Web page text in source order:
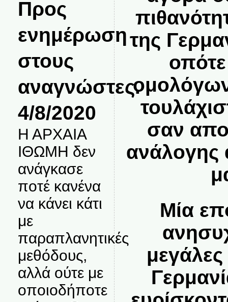
Προς
ενημέρωση
στους
αναγνώστες.
4/8/2020
Η ΑΡΧΑΙΑ
ΙΘΩΜΗ δεν
ανάγκασε
ποτέ κανένα
να κάνει κάτι
με
παραπλανητικές
μεθόδους,
αλλά ούτε με
οποιοδήποτε
της
σαν
ανάλογης
Μία